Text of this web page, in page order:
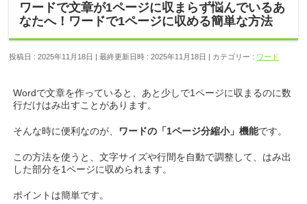
ワードで文章が1ページに収まらず悩んでいるあ
なたへ！ワードで1ページに収める簡単な方法
投稿日 : 2025年11月18日 最終更新日時 : 2025年11月18日 カテゴリー : ワード
Wordで文章を作っていると、あと少しで1ページに収まるのに数
行だけはみ出すことがあります。
そんな時に便利なのが、 ワードの「1ページ分縮小」機能です。
この方法を使うと、文字サイズや行間を自動で調整して、はみ出
した部分を1ページに収められます。
ポイントは簡単です。